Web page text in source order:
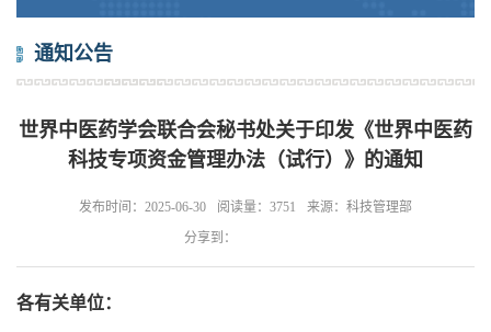
通知公告
世界中医药学会联合会秘书处关于印发《世界中医药
科技专项资金管理办法（试行）》的通知
发布时间：2025-06-30 阅读量：3751
来源：科技管理部
分享到：
各有关单位：